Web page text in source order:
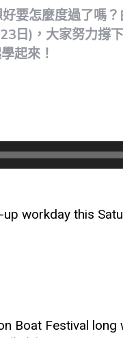
要怎麼度過了嗎
日)，大家努力撐
起來！
workday this
Boat Festival